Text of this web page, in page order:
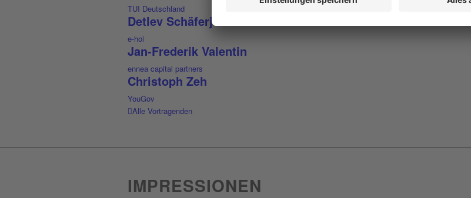
TUI Deutschland
Detlev Schäferjohann
e-hoi
Jan-Frederik Valentin
ennea capital partners
Christoph Zeh
YouGov
Alle Vortragenden
IMPRESSIONEN